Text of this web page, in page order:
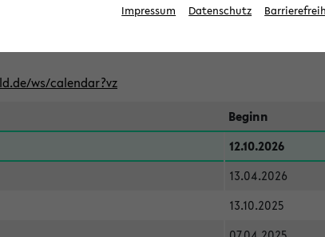
ws/calendar?vz
Beginn
12.10.2026
13.04.2026
13.10.2025
Impressum Datenschutz